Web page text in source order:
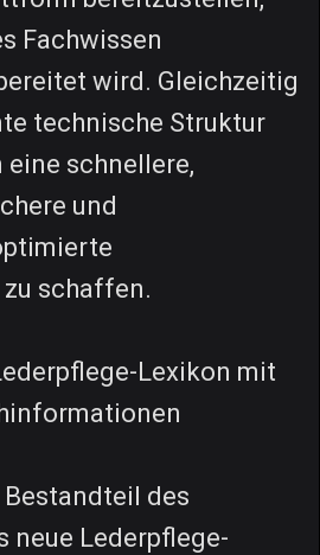
Fachwissen
wird. Gleichzeitig
technische Struktur
schnellere,
und
schaffen.
Lexikon mit
des
neue Lederpflege-